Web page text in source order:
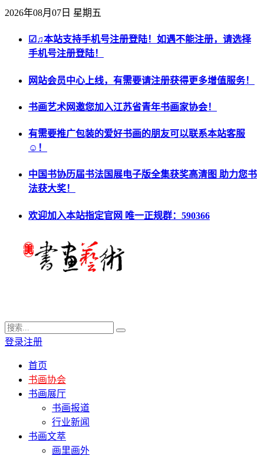
2026年08月07日 星期五
☑♫本站支持手机号注册登陆！如遇不能注册，请选择
手机号注册登陆！
网站会员中心上线，有需要请注册获得更多增值服务！
书画艺术网邀您加入江苏省青年书画家协会！
有需要推广包装的爱好书画的朋友可以联系本站客服
☺！
中国书协历届书法国展电子版全集获奖高清图 助力您书
法获大奖！
欢迎加入本站指定官网 唯一正规群：590366
登录注册
首页
书画协会
书画展厅
书画报道
行业新闻
书画文萃
画里画外